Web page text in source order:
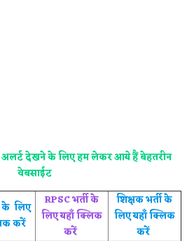
के अलर्ट देखने के लिए हम लेकर आये हैं बेहतरीन
वेबसाईट
के लिए
करें
RPSC भर्ती के
लिए यहाँ क्लिक
करें
शिक्षक भर्ती के
लिए यहाँ क्लिक
करें